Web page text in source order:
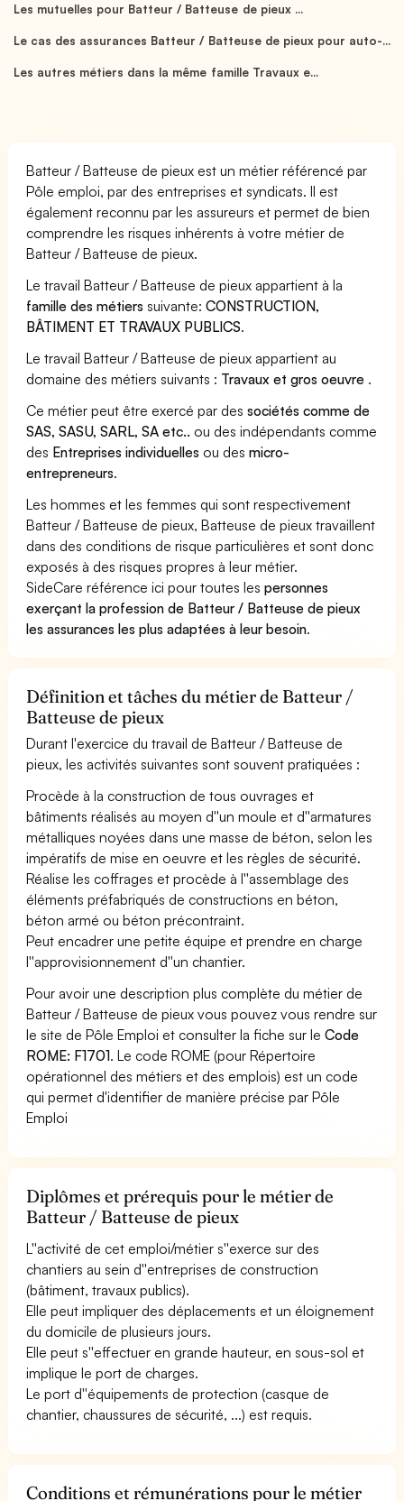
Les mutuelles pour Batteur / Batteuse de pieux ...
Le cas des assurances Batteur / Batteuse de pieux pour auto-...
Les autres métiers dans la même famille Travaux e...
Batteur / Batteuse de pieux est un métier référencé par
Pôle emploi, par des entreprises et syndicats. Il est
également reconnu par les assureurs et permet de bien
comprendre les risques inhérents à votre métier de
Batteur / Batteuse de pieux.
Le travail Batteur / Batteuse de pieux appartient à la
famille des métiers suivante:CONSTRUCTION,
BÂTIMENT ET TRAVAUX PUBLICS.
Le travail Batteur / Batteuse de pieux appartient au
domaine des métiers suivants : Travaux et gros oeuvre .
Ce métier peut être exercé par dessociétés comme de
SAS, SASU, SARL, SA etc.. ou des indépendants comme
des Entreprises individuelles ou desmicro-
entrepreneurs.
Les hommes et les femmes qui sont respectivement
Batteur / Batteuse de pieux, Batteuse de pieux travaillent
dans des conditions de risque particulières et sont donc
exposés à des risques propres à leur métier.
SideCare référence ici pour toutes lespersonnes
exerçant la profession de Batteur / Batteuse de pieux
les assurances les plus adaptées à leur besoin.
Définition et tâches du métier de Batteur /
Batteuse de pieux
Durant l'exercice du travail de Batteur / Batteuse de
pieux, les activités suivantes sont souvent pratiquées :
Procède à la construction de tous ouvrages et
bâtiments réalisés au moyen d''un moule et d''armatures
métalliques noyées dans une masse de béton, selon les
impératifs de mise en oeuvre et les règles de sécurité.
Réalise les coffrages et procède à l''assemblage des
éléments préfabriqués de constructions en béton,
béton armé ou béton précontraint.
Peut encadrer une petite équipe et prendre en charge
l''approvisionnement d''un chantier.
Pour avoir une description plus complète du métier de
Batteur / Batteuse de pieux vous pouvez vous rendre sur
le site de Pôle Emploi et consulter la fiche sur leCode
ROME: F1701. Le code ROME (pour Répertoire
opérationnel des métiers et des emplois) est un code
qui permet d'identifier de manière précise par Pôle
Emploi
Diplômes et prérequis pour le métier de
Batteur / Batteuse de pieux
L''activité de cet emploi/métier s''exerce sur des
chantiers au sein d''entreprises de construction
(bâtiment, travaux publics).
Elle peut impliquer des déplacements et un éloignement
du domicile de plusieurs jours.
Elle peut s''effectuer en grande hauteur, en sous-sol et
implique le port de charges.
Le port d''équipements de protection (casque de
chantier, chaussures de sécurité, ...) est requis.
Conditions et rémunérations pour le métier